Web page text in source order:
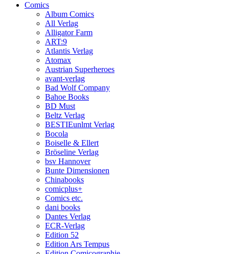
Comics
Album Comics
All Verlag
Alligator Farm
ART:9
Atlantis Verlag
Atomax
Austrian Superheroes
avant-verlag
Bad Wolf Company
Bahoe Books
BD Must
Beltz Verlag
BESTIEunlmt Verlag
Bocola
Boiselle & Ellert
Bröseline Verlag
bsv Hannover
Bunte Dimensionen
Chinabooks
comicplus+
Comics etc.
dani books
Dantes Verlag
ECR-Verlag
Edition 52
Edition Ars Tempus